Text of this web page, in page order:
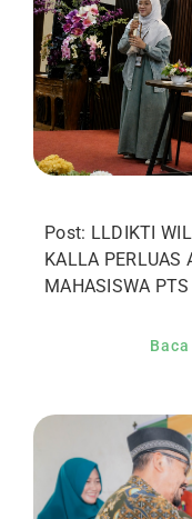
Post: LLDIKTI
KALLA PERLUAS
MAHASISWA PTS